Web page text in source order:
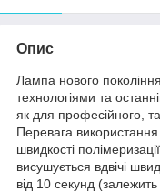
Опис
Лампа нового
технологіями та
як для професійного,
Перевага
швидкості
висушується вдвічі
від 10 секунд